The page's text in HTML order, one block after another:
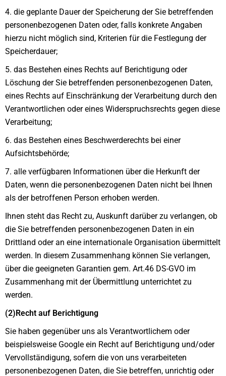
4. die geplante Dauer der Speicherung der Sie betreffenden
personenbezogenen Daten oder, falls konkrete Angaben
hierzu nicht möglich sind, Kriterien für die Festlegung der
Speicherdauer;
5. das Bestehen eines Rechts auf Berichtigung oder
Löschung der Sie betreffenden personenbezogenen Daten,
eines Rechts auf Einschränkung der Verarbeitung durch den
Verantwortlichen oder eines Widerspruchsrechts gegen diese
Verarbeitung;
6. das Bestehen eines Beschwerderechts bei einer
Aufsichtsbehörde;
7. alle verfügbaren Informationen über die Herkunft der
Daten, wenn die personenbezogenen Daten nicht bei Ihnen
als der betroffenen Person erhoben werden.
Ihnen steht das Recht zu, Auskunft darüber zu verlangen, ob
die Sie betreffenden personenbezogenen Daten in ein
Drittland oder an eine internationale Organisation übermittelt
werden. In diesem Zusammenhang können Sie verlangen,
über die geeigneten Garantien gem. Art.46 DS-GVO im
Zusammenhang mit der Übermittlung unterrichtet zu
werden.
(2)Recht auf Berichtigung
Sie haben gegenüber uns als Verantwortlichem oder
beispielsweise Google ein Recht auf Berichtigung und/oder
Vervollständigung, sofern die von uns verarbeiteten
personenbezogenen Daten, die Sie betreffen, unrichtig oder